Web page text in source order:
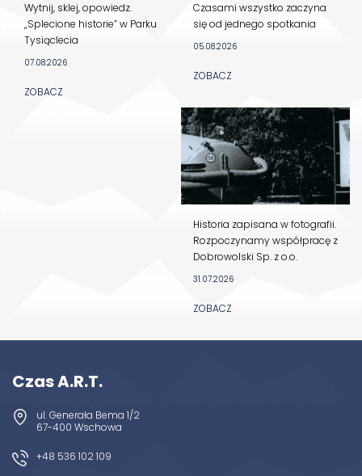
Wytnij, sklej, opowiedz.
„Splecione historie” w Parku
Tysiąclecia
07.08.2026
ZOBACZ
Czasami wszystko zaczyna
się od jednego spotkania
05.08.2026
ZOBACZ
Historia zapisana w fotografii.
Rozpoczynamy współpracę z
Dobrowolski Sp. z o.o.
31.07.2026
ZOBACZ
Czas A.R.T.
ul. Generała Bema 1/2
67-400 Wschowa
+48 536 102 109